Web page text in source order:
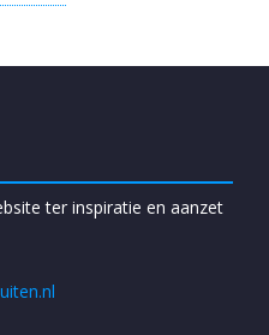
ter inspiratie en aanzet